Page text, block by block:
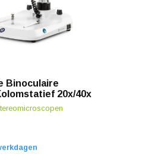
Binoculaire
20x/40x